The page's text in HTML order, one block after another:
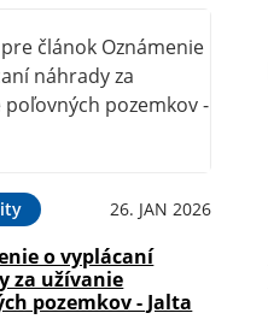
26. JAN 2026
o vyplácaní
za užívanie
pozemkov - Jalta